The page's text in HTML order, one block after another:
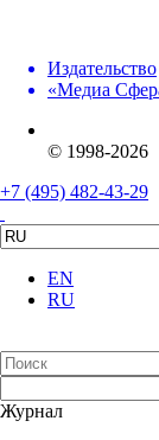
Издательство
«Медиа
© 1998-2026
+7 (495) 482-43-29
EN
RU
Журнал